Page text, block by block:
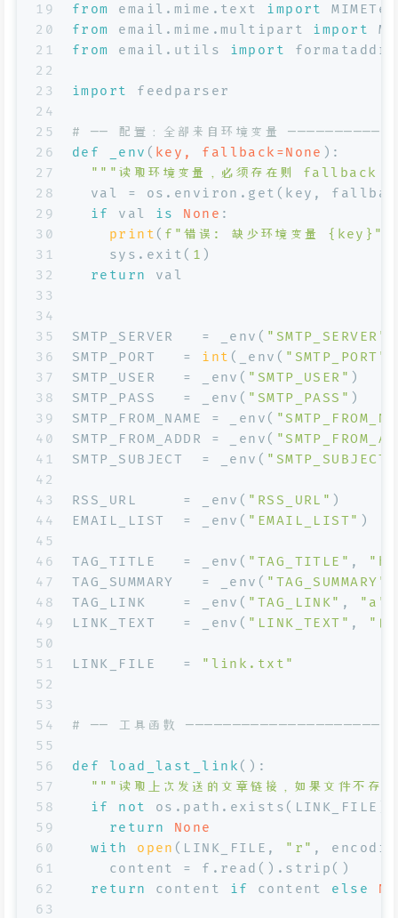
19
20
21
22
23
24
25
26
27
28
29
30
31
32
33
34
35
36
37
38
39
40
41
42
43
44
45
46
47
48
49
50
51
52
53
54
55
56
57
58
59
60
61
62
63
from
email.mime.text import
from
email.mime.multipart import
from
email.utils import formataddr
import feedparser
# ── 配置：全部来自环境变量
def
_env ( key, fallback=None ):
"""读取环境变量，必须存在则 fallback
val = os.environ.get(key,
if
val is None :
print ( f"错误: 缺少环境变量 {key} "
    sys.exit(
1 )
return
val
SMTP_SERVER   = _env( "SMTP_SERVER"
SMTP_PORT   = int (_env( "SMTP_PORT"
SMTP_USER   = _env( "SMTP_USER"
SMTP_PASS   = _env( "SMTP_PASS"
SMTP_FROM_NAME = _env(
SMTP_FROM_ADDR = _env(
SMTP_SUBJECT  = _env( "SMTP_SUBJECT"
RSS_URL     = _env( "RSS_URL"
EMAIL_LIST  = _env( "EMAIL_LIST"
TAG_TITLE   = _env( "TAG_TITLE" ,
TAG_SUMMARY   = _env( "TAG_SUMMARY"
TAG_LINK    = _env( "TAG_LINK" , "a"
LINK_TEXT   = _env( "LINK_TEXT" , "阅
LINK_FILE   = "link.txt"
# ── 工具函数
def load_last_link ():
"""读取上次发送的文章链接，如果文件不存
if
not
os.path.exists(LINK_FILE):
return
None
with
open (LINK_FILE, "r" ,
    content = f.read().strip()
return
content if content else